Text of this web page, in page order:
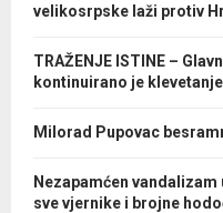
velikosrpske laži protiv
TRAŽENJE ISTINE –
kontinuirano je
Milorad Pupovac
Nezapamćen
sve vjernike i brojne